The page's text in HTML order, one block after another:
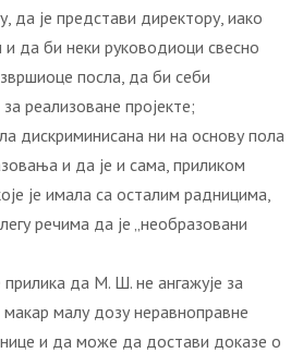
да је представи директору, иако
и да би неки руководиоци свесно
посла, да би себи
реализоване пројекте;
дискриминисана ни на основу пола
и да је и сама, приликом
је имала са осталим радницима,
речима да је „необразовани
да М. Ш. не ангажује за
малу дозу неравноправне
и да може да достави доказе о